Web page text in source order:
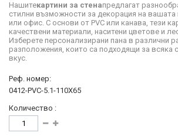
Нашитекартини за стенапредлагат
стилни възможности за декорация на вашата
или офис. С основи от PVC или канава, тези
качествени материали, наситени цветове и
Изберете персонализирани пана в различни
разположения, които са подходящи за всяка
вкус.
Реф. номер:
0412-PVC-5.1-110X65
Количество :